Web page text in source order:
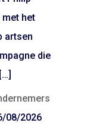
het
artsen
die
08/2026